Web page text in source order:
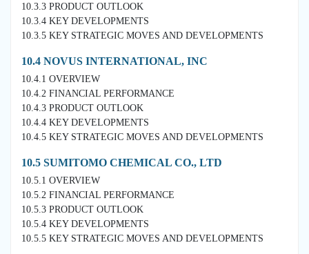
10.3.3 PRODUCT OUTLOOK
10.3.4 KEY DEVELOPMENTS
10.3.5 KEY STRATEGIC MOVES AND DEVELOPMENTS
10.4 NOVUS INTERNATIONAL, INC
10.4.1 OVERVIEW
10.4.2 FINANCIAL PERFORMANCE
10.4.3 PRODUCT OUTLOOK
10.4.4 KEY DEVELOPMENTS
10.4.5 KEY STRATEGIC MOVES AND DEVELOPMENTS
10.5 SUMITOMO CHEMICAL CO., LTD
10.5.1 OVERVIEW
10.5.2 FINANCIAL PERFORMANCE
10.5.3 PRODUCT OUTLOOK
10.5.4 KEY DEVELOPMENTS
10.5.5 KEY STRATEGIC MOVES AND DEVELOPMENTS